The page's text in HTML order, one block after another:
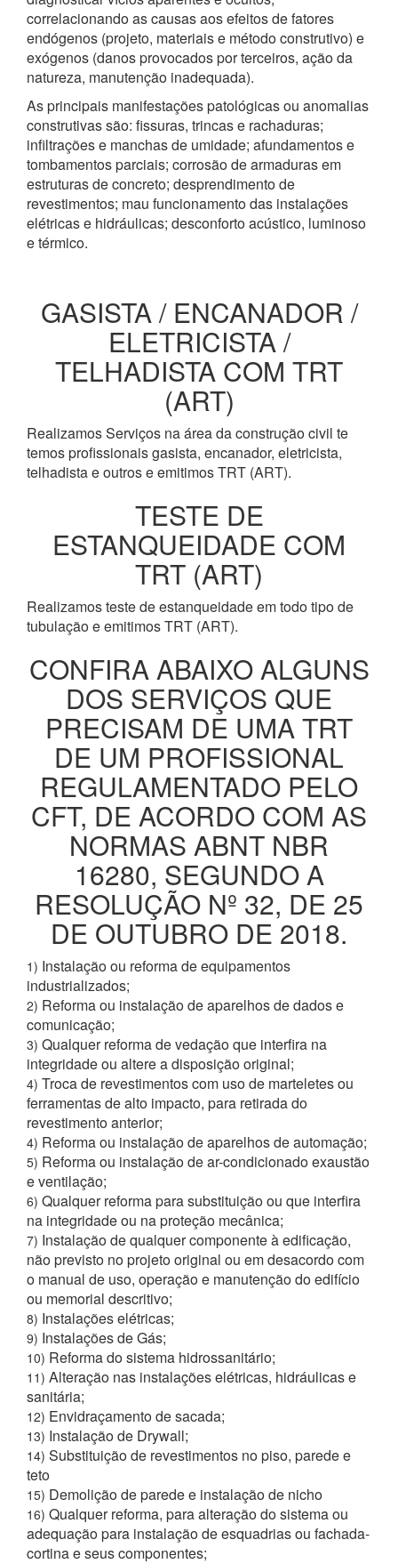
correlacionando as causas aos efeitos de fatores
endógenos (projeto, materiais e método construtivo) e
exógenos (danos provocados por terceiros, ação da
natureza, manutenção inadequada).
As principais manifestações patológicas ou anomalias
construtivas são: fissuras, trincas e rachaduras;
infiltrações e manchas de umidade; afundamentos e
tombamentos parciais; corrosão de armaduras em
estruturas de concreto; desprendimento de
revestimentos; mau funcionamento das instalações
elétricas e hidráulicas; desconforto acústico, luminoso
e térmico.
GASISTA / ENCANADOR /
ELETRICISTA /
TELHADISTA COM TRT
(ART)
Realizamos Serviços na área da construção civil te
temos profissionais gasista, encanador, eletricista,
telhadista e outros e emitimos TRT (ART).
TESTE DE
ESTANQUEIDADE COM
TRT (ART)
Realizamos teste de estanqueidade em todo tipo de
tubulação e emitimos TRT (ART).
CONFIRA ABAIXO ALGUNS
DOS SERVIÇOS QUE
PRECISAM DE UMA TRT
DE UM PROFISSIONAL
REGULAMENTADO PELO
CFT, DE ACORDO COM AS
NORMAS ABNT NBR
16280, SEGUNDO A
RESOLUÇÃO Nº 32, DE 25
DE OUTUBRO DE 2018.
1) Instalação ou reforma de equipamentos
industrializados;
2) Reforma ou instalação de aparelhos de dados e
comunicação;
3) Qualquer reforma de vedação que interfira na
integridade ou altere a disposição original;
4) Troca de revestimentos com uso de marteletes ou
ferramentas de alto impacto, para retirada do
revestimento anterior;
4) Reforma ou instalação de aparelhos de automação;
5) Reforma ou instalação de ar-condicionado exaustão
e ventilação;
6) Qualquer reforma para substituição ou que interfira
na integridade ou na proteção mecânica;
7) Instalação de qualquer componente à edificação,
não previsto no projeto original ou em desacordo com
o manual de uso, operação e manutenção do edifício
ou memorial descritivo;
8) Instalações elétricas;
9) Instalações de Gás;
10) Reforma do sistema hidrossanitário;
11) Alteração nas instalações elétricas, hidráulicas e
sanitária;
12) Envidraçamento de sacada;
13) Instalação de Drywall;
14) Substituição de revestimentos no piso, parede e
teto
15) Demolição de parede e instalação de nicho
16) Qualquer reforma, para alteração do sistema ou
adequação para instalação de esquadrias ou fachada-
cortina e seus componentes;